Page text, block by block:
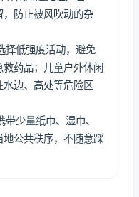
防止被风吹动的杂
择低强度活动，避免
药品；儿童户外休闲
边、高处等危险区
少量纸巾、湿巾、
公共秩序，不随意踩